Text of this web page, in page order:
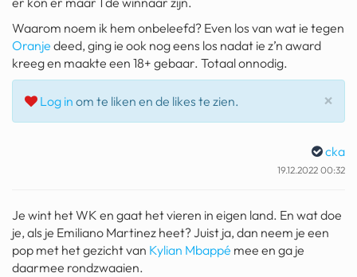
fomo
21.4 procent btw
deepseek
groenland
blokker
dubai chocolade
Waarom noem ik hem onbeleefd? Even los van wat ie tegen
Oranje deed, ging ie ook nog eens los nadat ie z’n award
kreeg en maakte een 18+ gebaar. Totaal onnodig.
×
Log in om te liken en de likes te zien.
cka
19.12.2022 00:32
Je wint het WK en gaat het vieren in eigen land. En wat doe
je, als je Emiliano Martinez heet? Juist ja, dan neem je een
pop met het gezicht van Kylian Mbappé mee en ga je
daarmee rondzwaaien.